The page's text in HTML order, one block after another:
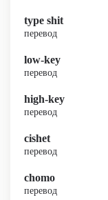
type shit
перевод
low-key
перевод
high-key
перевод
cishet
перевод
chomo
перевод